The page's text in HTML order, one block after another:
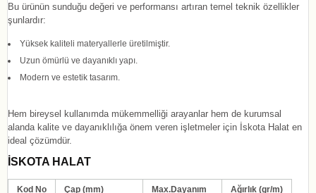
Bu ürünün sunduğu değeri ve performansı artıran temel teknik özellikler
şunlardır:
Yüksek kaliteli materyallerle üretilmiştir.
Uzun ömürlü ve dayanıklı yapı.
Modern ve estetik tasarım.
Hem bireysel kullanımda mükemmelliği arayanlar hem de kurumsal
alanda kalite ve dayanıklılığa önem veren işletmeler için İskota Halat en
ideal çözümdür.
İSKOTA HALAT
Kod No Çap (mm) Max.Dayanım Ağırlık (gr/m)